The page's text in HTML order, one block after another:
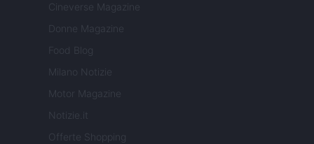
Cineverse Magazine
Donne Magazine
Food Blog
Milano Notizie
Motor Magazine
Notizie.it
Offerte Shopping